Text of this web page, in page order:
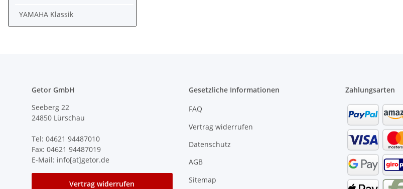
YAMAHA Klassik
Getor GmbH
Seeberg 22
24850 Lürschau
Tel: 04621 94487010
Fax: 04621 94487019
E-Mail: info[at]getor.de
Vertrag widerrufen
Gesetzliche Informationen
FAQ
Vertrag widerrufen
Datenschutz
AGB
Sitemap
Zahlungsarten